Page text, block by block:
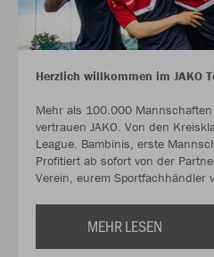
Herzlich willkommen im JAKO
Mehr als 100.000
vertrauen JAKO. Von den
League. Bambinis, erste
Profitiert ab sofort von der
Verein, eurem Sportfachhändler
MEHR LESEN